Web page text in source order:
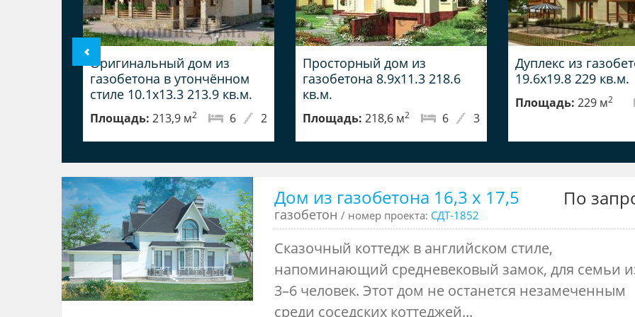
Оригинальный дом из
газобетона в утончённом
стиле 10.1x13.3 213.9 кв.м.
Площадь: 213,9 м2 2
6
Просторный дом из
газобетона 8.9x11.3 218.6
кв.м.
Площадь: 218,6 м2 3
6
Дуплекс из
19.6x19.8 229 кв.м.
Площадь: 229 м2
Дом из газобетона 16,3 х 17,5 По
газобетон / номер проекта: СДТ-1852
Сказочный коттедж в английском стиле,
напоминающий средневековый замок, для семьи
3–6 человек. Этот дом не останется незамеченным
среди соседских коттеджей...